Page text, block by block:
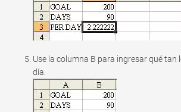
Use la columna B para ingresar qué tan
día.